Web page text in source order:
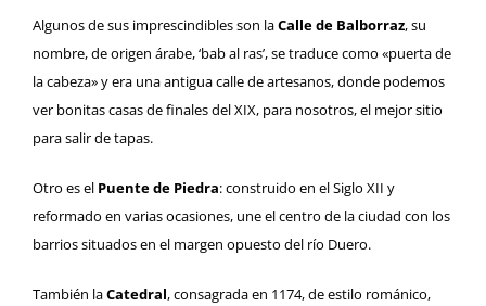
Algunos de sus imprescindibles son laCalle de Balborraz, su
nombre, de origen árabe, ‘bab al ras’, se traduce como «puerta de
la cabeza» y era una antigua calle de artesanos, donde podemos
ver bonitas casas de finales del XIX, para nosotros, el mejor sitio
para salir de tapas.
Otro es el Puente de Piedra: construido en el Siglo XII y
reformado en varias ocasiones, une el centro de la ciudad con los
barrios situados en el margen opuesto del río Duero.
También laCatedral, consagrada en 1174, de estilo románico,